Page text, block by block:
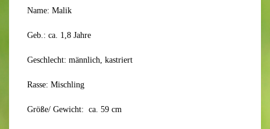
Name: Malik
Geb.: ca. 1,8 Jahre
Geschlecht: männlich, kastriert
Rasse: Mischling
Größe/ Gewicht: ca. 59 cm